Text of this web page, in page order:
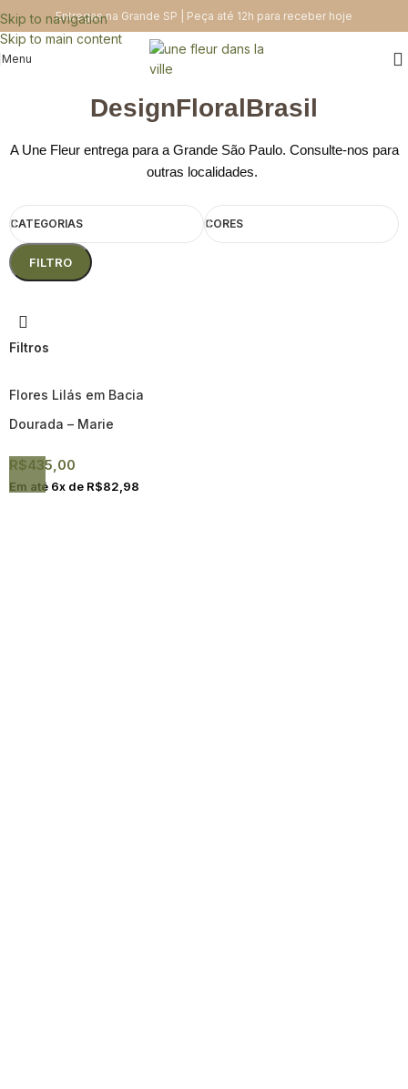
Skip to navigation
Skip to main content
Entregas na Grande SP | Peça até 12h para receber hoje
Menu
DesignFloralBrasil
A Une Fleur entrega para a Grande São Paulo. Consulte-nos para
outras localidades.
CATEGORIAS CORES
FILTRO
Filtros
Flores Lilás em Bacia
Dourada – Marie
R$435,00
Em até 6x de R$82,98